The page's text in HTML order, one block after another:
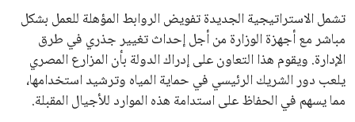
تشمل الاستراتيجية الجديدة تفويض الروابط المؤهلة للعمل بشكل
مباشر مع أجهزة الوزارة من أجل إحداث تغيير جذري في طرق
الإدارة. ويقوم هذا التعاون على إدراك الدولة بأن المزارع المصري
يلعب دور الشريك الرئيسي في حماية المياه وترشيد استخدامها،
مما يسهم في الحفاظ على استدامة هذه الموارد للأجيال المقبلة.